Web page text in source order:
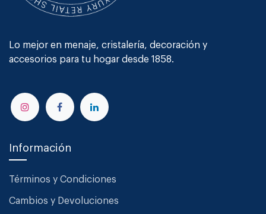
Lo mejor en menaje, cristalería, decoración y
accesorios para tu hogar desde 1858.
Información
Términos y Condiciones
Cambios y Devoluciones